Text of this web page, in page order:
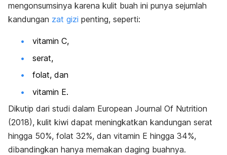
mengonsumsinya karena kulit buah ini punya sejumlah
kandungan zat gizi penting, seperti:
vitamin C,
serat,
folat, dan
vitamin E.
Dikutip dari studi dalam European Journal Of Nutrition
(2018), kulit kiwi dapat meningkatkan kandungan serat
hingga 50%, folat 32%, dan vitamin E hingga 34%,
dibandingkan hanya memakan daging buahnya.